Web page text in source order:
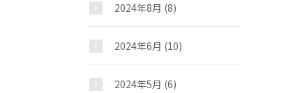
2024年8月 (8)
2024年6月 (10)
2024年5月 (6)